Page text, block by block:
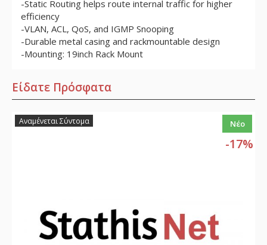
-Static Routing helps route internal traffic for higher
efficiency
-VLAN, ACL, QoS, and IGMP Snooping
-Durable metal casing and rackmountable design
-Mounting: 19inch Rack Mount
Είδατε Πρόσφατα
Νέο
-17%
Αναμένεται Σύντομα